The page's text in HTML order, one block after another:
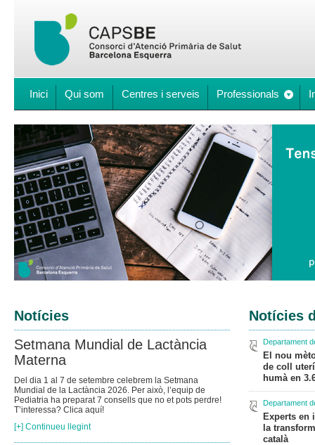
Inici Qui som Centres i serveis Professionals
Notícies
Setmana Mundial de Lactància
Materna
Del dia 1 al 7 de setembre celebrem la Setmana
Mundial de la Lactància 2026. Per això, l’equip de
Pediatria ha preparat 7 consells que no et pots perdre!
T’interessa? Clica aquí!
[+] Continueu llegint
Notícies
Departament
El nou
de coll
humà en
Departament
Experts en
la
català